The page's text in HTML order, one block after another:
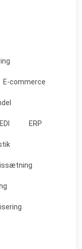
E-commerce
EDI ERP